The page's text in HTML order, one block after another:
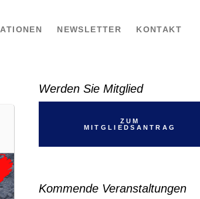
NEWSLETTER KONTAKT
Werden Sie Mitglied
ZUM
MITGLIEDSANTRAG
Kommende Veranstaltungen